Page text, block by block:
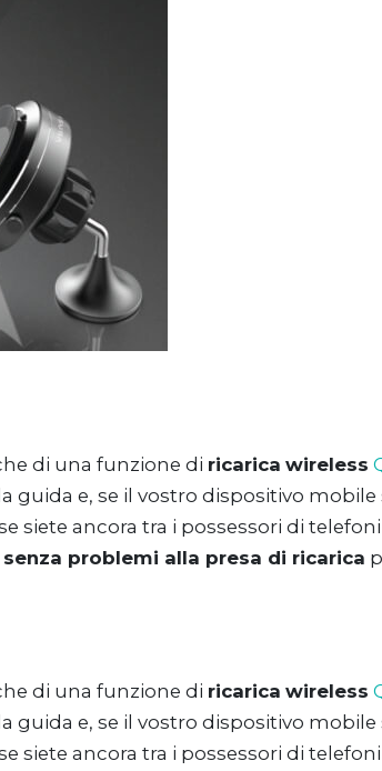
di una funzione di ricarica wireless
e, se il vostro dispositivo
siete ancora tra i possessori di
problemi alla presa di ricarica
di una funzione di ricarica wireless
e, se il vostro dispositivo
siete ancora tra i possessori di